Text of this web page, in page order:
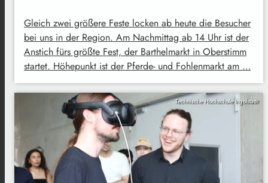
Gleich zwei größere Feste locken ab heute die Besucher
bei uns in der Region. Am Nachmittag ab 14 Uhr ist der
Anstich fürs größte Fest, der Barthelmarkt in Oberstimm
startet. Höhepunkt ist der Pferde- und Fohlenmarkt am …
Technische Hochschule Ingolstadt